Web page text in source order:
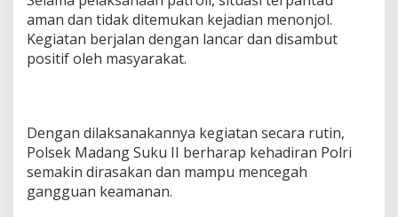
A
g
u
g
aman dan tidak ditemukan kejadian menonjol.
Kegiatan berjalan dengan lancar dan disambut
positif oleh masyarakat.
Dengan dilaksanakannya kegiatan secara rutin,
Polsek Madang Suku II berharap kehadiran Polri
semakin dirasakan dan mampu mencegah
gangguan keamanan.